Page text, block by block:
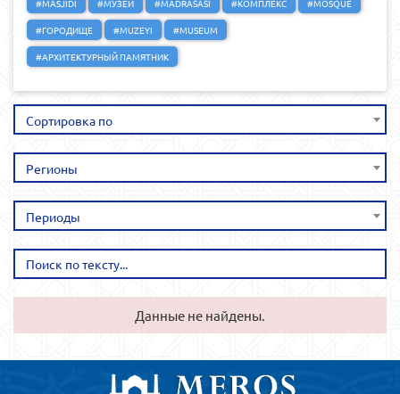
#MASJIDI
#МУЗЕЙ #MADRASASI #КОМПЛЕКС
#MOSQUE
#ГОРОДИЩЕ
#MUZEYI
#MUSEUM
#АРХИТЕКТУРНЫЙ ПАМЯТНИК
Сортировка по
Регионы
Периоды
Данные не найдены.